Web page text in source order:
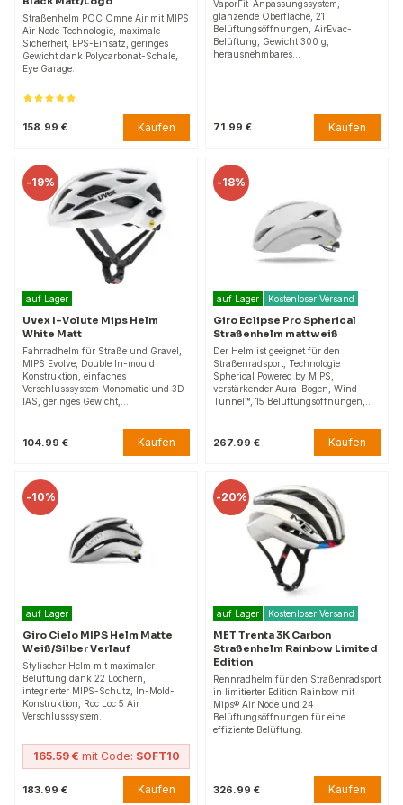
Straßenhelm POC Omne Air mit MIPS
Air Node Technologie, maximale
Sicherheit, EPS-Einsatz, geringes
Gewicht dank Polycarbonat-Schale,
Eye Garage.
158.99 € Kaufen
VaporFit-Anpassungssystem,
glänzende Oberfläche, 21
Belüftungsöffnungen, AirEvac-
Belüftung, Gewicht 300 g,
herausnehmbares…
71.99 € Kaufen
-19%
auf Lager
Uvex I-Volute Mips Helm
White Matt
Fahrradhelm für Straße und Gravel,
MIPS Evolve, Double In-mould
Konstruktion, einfaches
Verschlusssystem Monomatic und 3D
IAS, geringes Gewicht,…
104.99 € Kaufen
-18%
auf Lager Kostenloser Versand
Giro Eclipse Pro Spherical
Straßenhelm mattweiß
Der Helm ist geeignet für den
Straßenradsport, Technologie
Spherical Powered by MIPS,
verstärkender Aura-Bogen, Wind
Tunnel™, 15 Belüftungsöffnungen,…
267.99 € Kaufen
-10%
auf Lager
Giro Cielo MIPS Helm Matte
Weiß/Silber Verlauf
Stylischer Helm mit maximaler
Belüftung dank 22 Löchern,
integrierter MIPS-Schutz, In-Mold-
Konstruktion, Roc Loc 5 Air
Verschlusssystem.
165.59 € mit Code: SOFT10
183.99 € Kaufen
-20%
auf Lager Kostenloser Versand
MET Trenta 3K Carbon
Straßenhelm Rainbow Limited
Edition
Rennradhelm für den Straßenradsport
in limitierter Edition Rainbow mit
Mips® Air Node und 24
Belüftungsöffnungen für eine
effiziente Belüftung.
326.99 € Kaufen